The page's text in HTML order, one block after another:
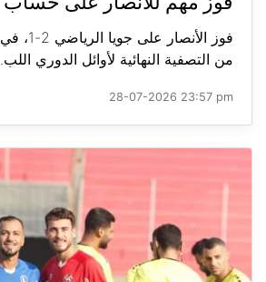
فوز
من التصفية النهائية لأوائل الدوري اللب...
28-07-2026 23:57 pm